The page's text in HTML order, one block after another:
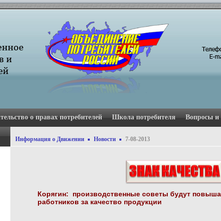
о правах потребителей Школа потребителя Вопросы и
Информация о Движении Новости 7-08-2013
Корягин: производственные советы будут
работников за качество продукции